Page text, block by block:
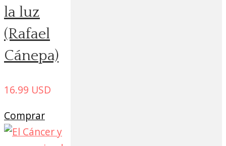
la luz
(Rafael
Cánepa)
16.99 USD
Comprar